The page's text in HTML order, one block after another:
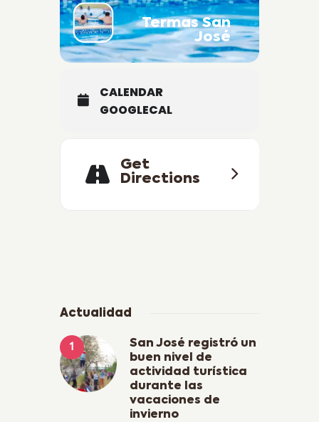
Termas San
José
CALENDAR
GOOGLECAL
Get
Directions
Actualidad
San José registró un
buen nivel de
actividad turística
durante las
vacaciones de
invierno